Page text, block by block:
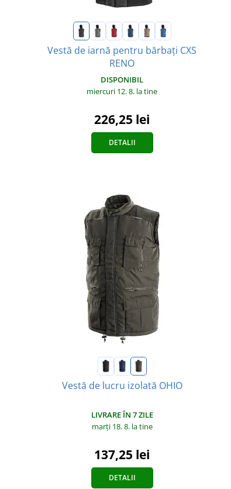
Vestă de iarnă pentru bărbați CXS
RENO
DISPONIBIL
miercuri 12. 8. la tine
226,25 lei
DETALII
Vestă de lucru izolată OHIO
LIVRARE ÎN 7 ZILE
marți 18. 8. la tine
137,25 lei
DETALII